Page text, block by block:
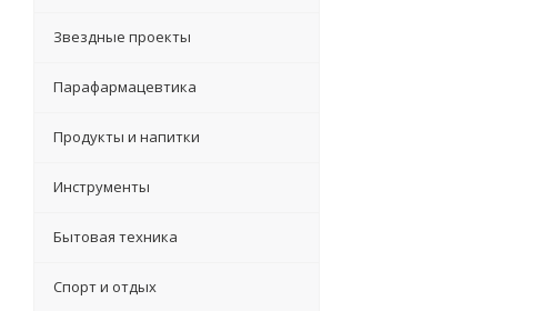
Звездные проекты
Парафармацевтика
Продукты и напитки
Инструменты
Бытовая техника
Спорт и отдых